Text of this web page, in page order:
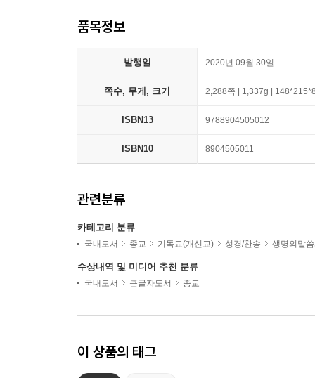
품목정보
발행일 2020년 09월 30일
쪽수, 무게, 크기 2,288쪽 | 1,337g |
ISBN13 9788904505012
ISBN10 8904505011
관련분류
카테고리 분류
국내도서 종교 기독교(개신교) 성경/찬송 생명의말
수상내역 및 미디어 추천 분류
국내도서 큰글자도서 종교
이 상품의 태그